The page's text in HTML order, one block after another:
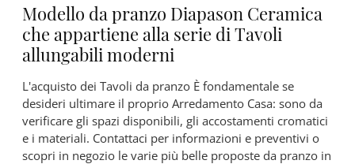
Modello da pranzo Diapason Ceramica
che appartiene alla serie di Tavoli
allungabili moderni
L'acquisto dei Tavoli da pranzo È fondamentale se
desideri ultimare il proprio Arredamento Casa: sono da
verificare gli spazi disponibili, gli accostamenti cromatici
e i materiali. Contattaci per informazioni e preventivi o
scopri in negozio le varie più belle proposte da pranzo in